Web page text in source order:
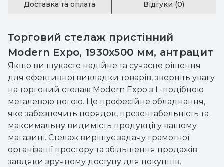
Доставка та оплата Відгуки (0)
Торговий стелаж пристінний
Modern Expo, 1930x500 мм, антрацит
Якщо ви шукаєте надійне та сучасне рішення
для ефективної викладки товарів, зверніть увагу
на торговий стелаж Modern Expo з L-подібною
металевою ногою. Це професійне обладнання,
яке забезпечить порядок, презентабельність та
максимальну видимість продукції у вашому
магазині. Стелаж вирішує задачу грамотної
організації простору та збільшення продажів
завдяки зручному доступу для покупців.